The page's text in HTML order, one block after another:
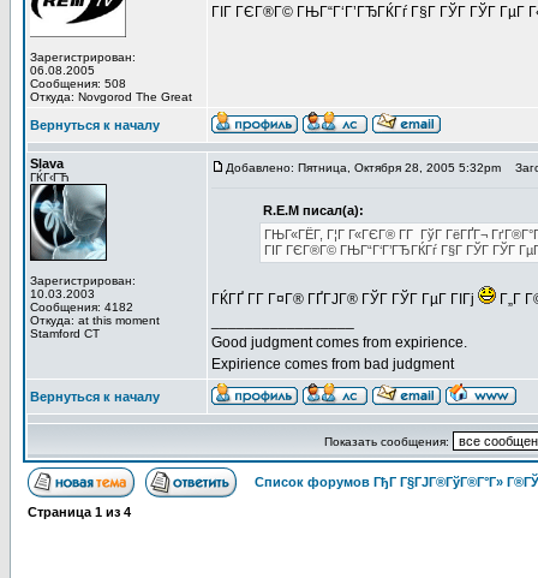
Зарегистрирован:
06.08.2005
Сообщения: 508
Откуда: Novgorod The Great
ГІГ ГЄГ®Г© ГЊГ“Г‘Г’ГЂГЌГѓ Г§Г ГЎГ ГЎГ ГµГ
Вернуться к началу
Slava
ГЌГ‹ГЋ
Зарегистрирован:
10.03.2003
Сообщения: 4182
Откуда: at this moment
Stamford CT
Добавлено: Пятница, Октября 28, 2005 5:32pm
R.E.M писал(а):
ГЊГ«ГЁГ­, Г¦Г Г«ГЄГ® Г­Г ГўГ ГёГҐГ¬
ГІГ ГЄГ®Г© ГЊГ“Г‘Г’ГЂГЌГѓ Г§Г ГЎГ ГЎГ
ГЌГҐ Г­Г Г¤Г® ГҐГЈГ® ГЎГ ГЎГ ГµГ ГІГј
Г„Г
Good judgment comes from expirience.
Expirience comes from bad judgment
Вернуться к началу
Показать сообщения:
Список форумов ГђГ Г§ГЈГ®ГўГ®Г°Г»
Страница 1 из 4